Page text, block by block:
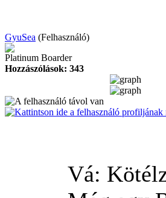
GyuSea (Felhasználó)
Platinum Boarder
Hozzászólások: 343
Vá: